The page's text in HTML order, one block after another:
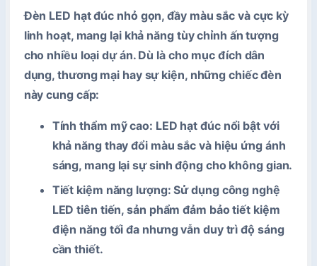
Đèn LED hạt đúc nhỏ gọn, đầy màu sắc và cực kỳ
linh hoạt, mang lại khả năng tùy chỉnh ấn tượng
cho nhiều loại dự án. Dù là cho mục đích dân
dụng, thương mại hay sự kiện, những chiếc đèn
này cung cấp:
Tính thẩm mỹ cao: LED hạt đúc nổi bật với
khả năng thay đổi màu sắc và hiệu ứng ánh
sáng, mang lại sự sinh động cho không gian.
Tiết kiệm năng lượng: Sử dụng công nghệ
LED tiên tiến, sản phẩm đảm bảo tiết kiệm
điện năng tối đa nhưng vẫn duy trì độ sáng
cần thiết.